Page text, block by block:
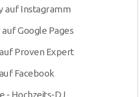
auf Instagramm
auf Google Pages
Proven Expert
Facebook
- Hochzeits-DJ